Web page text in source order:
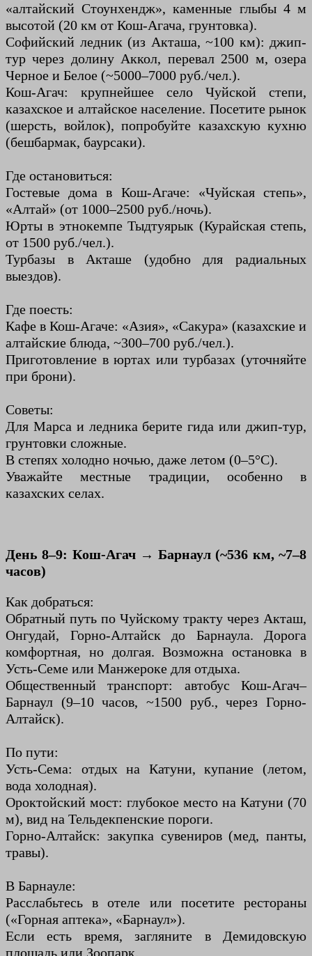
«алтайский Стоунхендж», каменные глыбы 4 м
высотой (20 км от Кош-Агача, грунтовка).
Софийский ледник (из Акташа, ~100 км): джип-
тур через долину Аккол, перевал 2500 м, озера
Черное и Белое (~5000–7000 руб./чел.).
Кош-Агач: крупнейшее село Чуйской степи,
казахское и алтайское население. Посетите рынок
(шерсть, войлок), попробуйте казахскую кухню
(бешбармак, баурсаки).
Где остановиться:
Гостевые дома в Кош-Агаче: «Чуйская степь»,
«Алтай» (от 1000–2500 руб./ночь).
Юрты в этнокемпе Тыдтуярык (Курайская степь,
от 1500 руб./чел.).
Турбазы в Акташе (удобно для радиальных
выездов).
Где поесть:
Кафе в Кош-Агаче: «Азия», «Сакура» (казахские и
алтайские блюда, ~300–700 руб./чел.).
Приготовление в юртах или турбазах (уточняйте
при брони).
Советы:
Для Марса и ледника берите гида или джип-тур,
грунтовки сложные.
В степях холодно ночью, даже летом (0–5°C).
Уважайте местные традиции, особенно в
казахских селах.
День 8–9: Кош-Агач → Барнаул (~536 км, ~7–8
часов)
Как добраться:
Обратный путь по Чуйскому тракту через Акташ,
Онгудай, Горно-Алтайск до Барнаула. Дорога
комфортная, но долгая. Возможна остановка в
Усть-Семе или Манжероке для отдыха.
Общественный транспорт: автобус Кош-Агач–
Барнаул (9–10 часов, ~1500 руб., через Горно-
Алтайск).
По пути:
Усть-Сема: отдых на Катуни, купание (летом,
вода холодная).
Ороктойский мост: глубокое место на Катуни (70
м), вид на Тельдекпенские пороги.
Горно-Алтайск: закупка сувениров (мед, панты,
травы).
В Барнауле:
Расслабьтесь в отеле или посетите рестораны
(«Горная аптека», «Барнаул»).
Если есть время, загляните в Демидовскую
площадь или Зоопарк.